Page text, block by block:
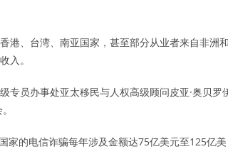
港、台湾、南亚国家，甚至部分从业者来自非洲和
入。
专员办事处亚太移民与人权高级顾问皮亚·奥贝罗
家的电信诈骗每年涉及金额达75亿美元至125亿美